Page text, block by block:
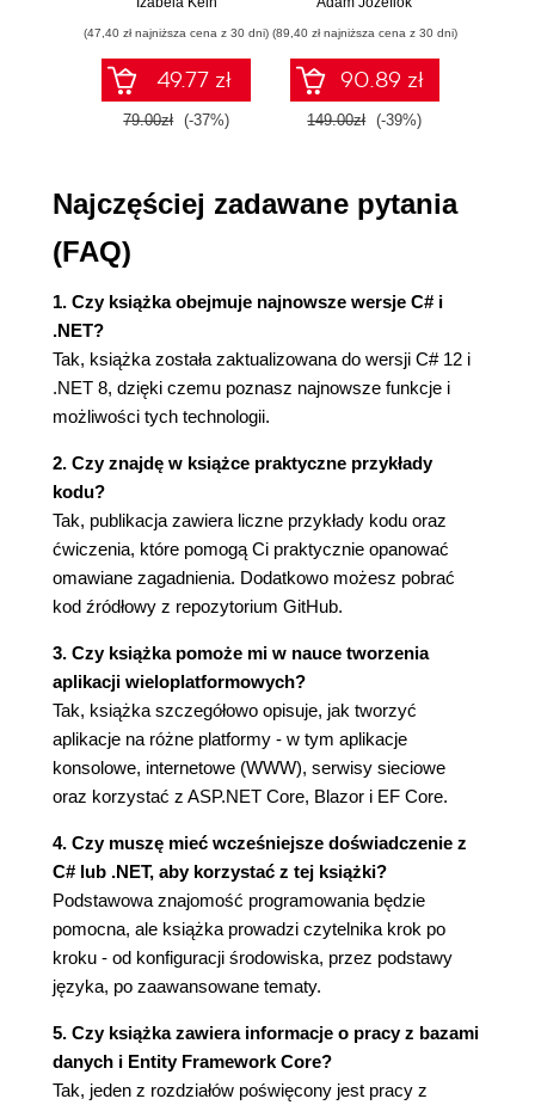
Pisanie kodu za pomocą Visual Studio 2022
Kompilowanie i uruchamianie kodu w Visual
Studio
Programy najwyższego poziomu
Ujawnianie przestrzeni nazwy klasy Program
2022
Studio Code
Kompilowanie i uruchamianie kodu za
pomocą polecenia dotnet
Dodawanie drugiego projektu w Visual Studio
Code
Studio Code
Podsumowanie innych typów projektów
używanych w tej książce
Wykorzystywanie repozytorium GitHuba w tej
Kod aplikacji tworzonych w tej książce
Pobieranie kodu rozwiązań z repozytorium
GitHuba
Używanie systemu Git w Visual Studio Code
Gdzie znaleźć pomoc?
Przeglądanie dokumentacji Microsoftu
Uzyskiwanie pomocy dla narzędzia dotnet
Przeglądanie definicji typów i ich elementów
Konfigurowanie wskazówek w tekście
Poszukiwanie odpowiedzi na Stack Overflow
Poszukiwanie odpowiedzi za pomocą Google
Przeszukiwanie kodu źródłowego .NET
Subskrybowanie blogów
Filmy Scotta Hanselmana
Narzędzia AI, takie jak ChatGPT i GitHub
(47,40 zł najniższa cena z 30 dni)
49.77 zł
79.00zł (-37%)
(89,40 zł najniższa cena z 30 dni)
90.89 zł
149.00zł (-39%)
Najczęściej zadawane pytania
(FAQ)
1. Czy książka obejmuje najnowsze wersje C# i
.NET?
Tak, książka została zaktualizowana do wersji C# 12 i
.NET 8, dzięki czemu poznasz najnowsze funkcje i
możliwości tych technologii.
2. Czy znajdę w książce praktyczne przykłady
kodu?
Tak, publikacja zawiera liczne przykłady kodu oraz
ćwiczenia, które pomogą Ci praktycznie opanować
omawiane zagadnienia. Dodatkowo możesz pobrać
kod źródłowy z repozytorium GitHub.
3. Czy książka pomoże mi w nauce tworzenia
aplikacji wieloplatformowych?
Tak, książka szczegółowo opisuje, jak tworzyć
aplikacje na różne platformy - w tym aplikacje
konsolowe, internetowe (WWW), serwisy sieciowe
oraz korzystać z ASP.NET Core, Blazor i EF Core.
4. Czy muszę mieć wcześniejsze doświadczenie z
C# lub .NET, aby korzystać z tej książki?
Podstawowa znajomość programowania będzie
pomocna, ale książka prowadzi czytelnika krok po
kroku - od konfiguracji środowiska, przez podstawy
języka, po zaawansowane tematy.
5. Czy książka zawiera informacje o pracy z bazami
danych i Entity Framework Core?
Tak, jeden z rozdziałów poświęcony jest pracy z